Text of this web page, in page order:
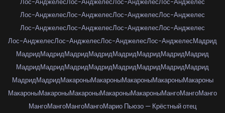
Лос-АнджелесЛос-АнджелесЛос-АнджелесЛос-Анджелес
Лос-АнджелесЛос-АнджелесЛос-АнджелесЛос-Анджелес
Лос-АнджелесЛос-АнджелесЛос-АнджелесЛос-Анджелес
Лос-АнджелесЛос-АнджелесЛос-АнджелесЛос-АнджелесМадрид
МадридМадридМадридМадридМадридМадридМадридМадрид
МадридМадридМадридМадридМадридМадридМадридМадрид
МадридМадридМакароныМакароныМакароныМакароныМакароны
МакароныМакароныМакароныМакароныМакароныМангоМангоМанго
МангоМангоМангоМангоМарио Пьюзо — Крёстный отец